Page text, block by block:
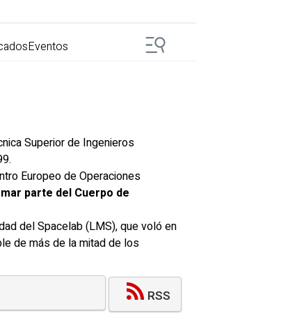
Eventos
Superior de Ingenieros
Europeo de Operaciones
parte del Cuerpo de
del Spacelab (LMS), que voló en
de más de la mitad de los
RSS